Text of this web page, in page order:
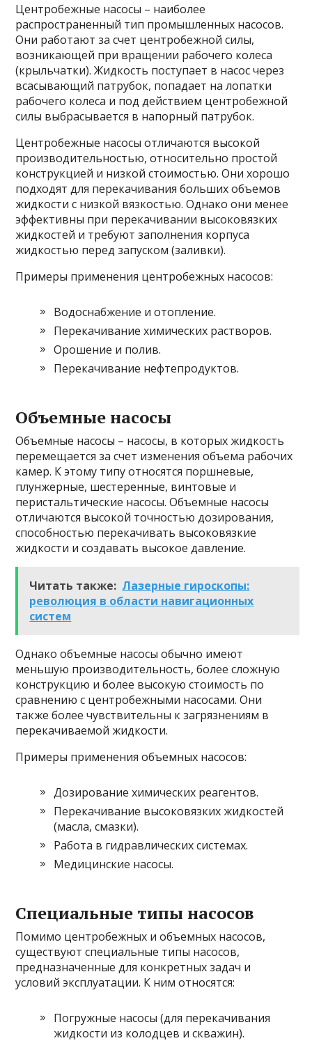
Центробежные насосы – наиболее
распространенный тип промышленных насосов.
Они работают за счет центробежной силы,
возникающей при вращении рабочего колеса
(крыльчатки). Жидкость поступает в насос через
всасывающий патрубок, попадает на лопатки
рабочего колеса и под действием центробежной
силы выбрасывается в напорный патрубок.
Центробежные насосы отличаются высокой
производительностью, относительно простой
конструкцией и низкой стоимостью. Они хорошо
подходят для перекачивания больших объемов
жидкости с низкой вязкостью. Однако они менее
эффективны при перекачивании высоковязких
жидкостей и требуют заполнения корпуса
жидкостью перед запуском (заливки).
Примеры применения центробежных насосов:
Водоснабжение и отопление.
Перекачивание химических растворов.
Орошение и полив.
Перекачивание нефтепродуктов.
Объемные насосы
Объемные насосы – насосы, в которых жидкость
перемещается за счет изменения объема рабочих
камер. К этому типу относятся поршневые,
плунжерные, шестеренные, винтовые и
перистальтические насосы. Объемные насосы
отличаются высокой точностью дозирования,
способностью перекачивать высоковязкие
жидкости и создавать высокое давление.
Читать также: Лазерные гироскопы:
революция в области навигационных
систем
Однако объемные насосы обычно имеют
меньшую производительность, более сложную
конструкцию и более высокую стоимость по
сравнению с центробежными насосами. Они
также более чувствительны к загрязнениям в
перекачиваемой жидкости.
Примеры применения объемных насосов:
Дозирование химических реагентов.
Перекачивание высоковязких жидкостей
(масла, смазки).
Работа в гидравлических системах.
Медицинские насосы.
Специальные типы насосов
Помимо центробежных и объемных насосов,
существуют специальные типы насосов,
предназначенные для конкретных задач и
условий эксплуатации. К ним относятся:
Погружные насосы (для перекачивания
жидкости из колодцев и скважин).